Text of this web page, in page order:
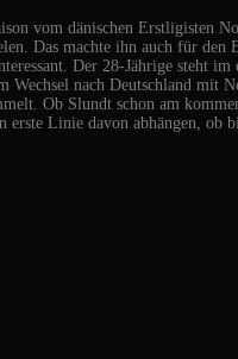
vom dänischen Erstligisten
Das machte ihn auch für
Der 28-Jährige steht im
Wechsel nach Deutschland mit
Ob Slundt schon am
Linie davon abhängen, ob